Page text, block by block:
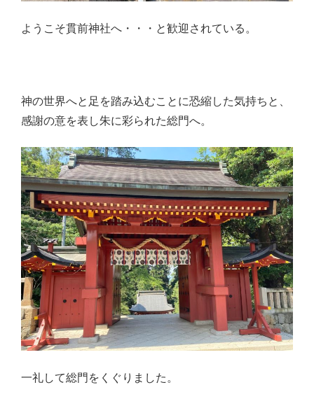
ようこそ貫前神社へ・・・と歓迎されている。
神の世界へと足を踏み込むことに恐縮した気持ちと、
感謝の意を表し朱に彩られた総門へ。
一礼して総門をくぐりました。